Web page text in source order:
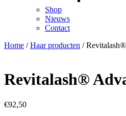
Shop
Nieuws
Contact
Home /Haar producten /
Revitalash®
€92,50